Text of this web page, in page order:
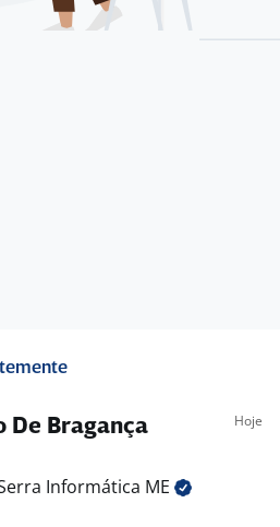
De Bragança
Hoje
Informática ME